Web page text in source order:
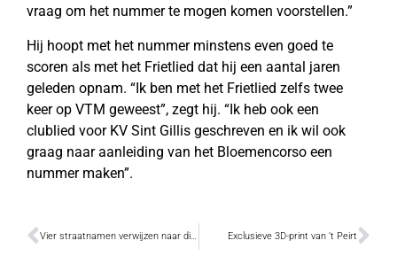
vraag om het nummer te mogen komen voorstellen.”
Hij hoopt met het nummer minstens even goed te
scoren als met het Frietlied dat hij een aantal jaren
geleden opnam. “Ik ben met het Frietlied zelfs twee
keer op VTM geweest”, zegt hij. “Ik heb ook een
clublied voor KV Sint Gillis geschreven en ik wil ook
graag naar aanleiding van het Bloemencorso een
nummer maken”.
Vier straatnamen verwijzen naar dichters Exclusieve 3D-print van ‘t Peirt